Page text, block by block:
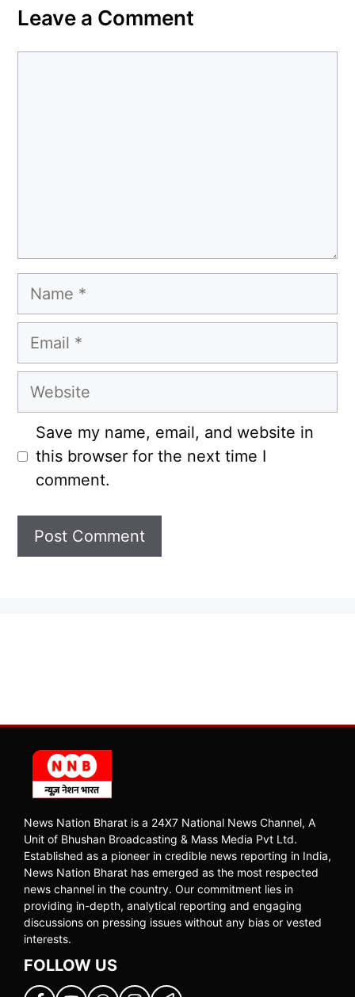
Leave a Comment
Name
Email
Website
Save my name, email, and website in
this browser for the next time I
comment.
News Nation Bharat is a 24X7 National News Channel, A
Unit of Bhushan Broadcasting & Mass Media Pvt Ltd.
Established as a pioneer in credible news reporting in India,
News Nation Bharat has emerged as the most respected
news channel in the country. Our commitment lies in
providing in-depth, analytical reporting and engaging
discussions on pressing issues without any bias or vested
interests.
FOLLOW US